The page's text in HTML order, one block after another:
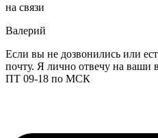
на связи
Валерий
Если вы не дозвонились или
почту. Я лично отвечу на ваши
ПТ 09-18 по МСК